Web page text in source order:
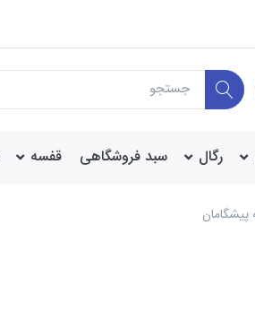
رگال سبد فروشگاهی قفسه